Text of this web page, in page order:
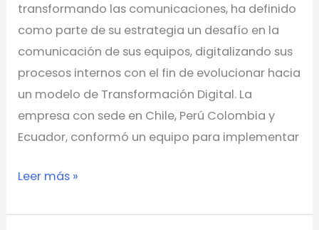
transformando las comunicaciones, ha definido
como parte de su estrategia un desafío en la
comunicación de sus equipos, digitalizando sus
procesos internos con el fin de evolucionar hacia
un modelo de Transformación Digital. La
empresa con sede en Chile, Perú Colombia y
Ecuador, conformó un equipo para implementar
digital
Leer más »